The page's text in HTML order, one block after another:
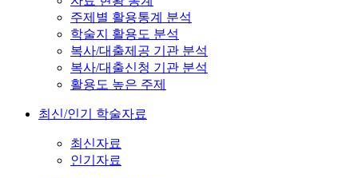
주제별 활용통계 분석
학술지 활용도 분석
복사/대출제공 기관 분석
복사/대출신청 기관 분석
활용도 높은 주제
최신/인기 학술자료
최신자료
인기자료